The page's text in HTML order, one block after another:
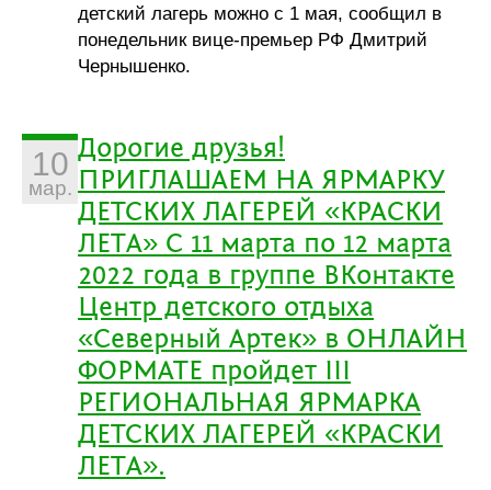
детский лагерь можно с 1 мая, сообщил в
понедельник вице-премьер РФ Дмитрий
Чернышенко.
10
мар.
Дорогие друзья!
ПРИГЛАШАЕМ НА ЯРМАРКУ
ДЕТСКИХ ЛАГЕРЕЙ «КРАСКИ
ЛЕТА» С 11 марта по 12 марта
2022 года в группе ВКонтакте
Центр детского отдыха
«Северный Артек» в ОНЛАЙН
ФОРМАТЕ пройдет III
РЕГИОНАЛЬНАЯ ЯРМАРКА
ДЕТСКИХ ЛАГЕРЕЙ «КРАСКИ
ЛЕТА».